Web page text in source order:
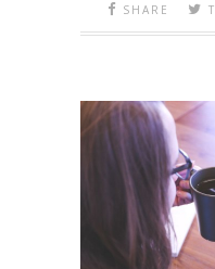
SHARE